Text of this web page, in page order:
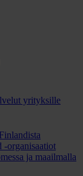
yrityksille
-organisaatiot
ja maailmalla